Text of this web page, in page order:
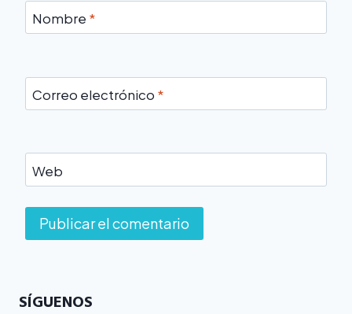
Nombre *
Correo electrónico *
Web
SÍGUENOS